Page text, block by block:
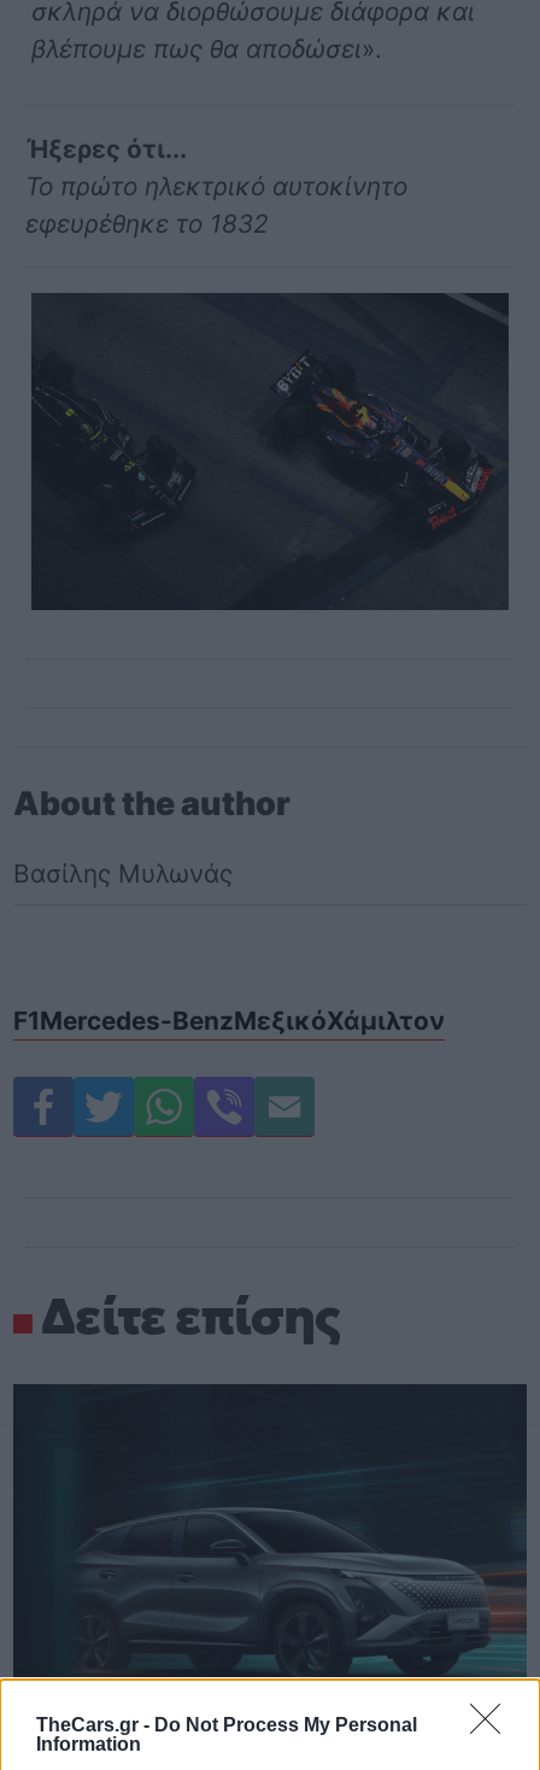
TheCars.gr - Do Not Process My Personal
Information
σκληρά να διορθώσουμε διάφορα και
βλέπουμε πως θα αποδώσει».
Ήξερες ότι...
Το πρώτο ηλεκτρικό αυτοκίνητο
εφευρέθηκε το 1832
About the author
Βασίλης Μυλωνάς
F1Mercedes-BenzΜεξικόΧάμιλτον
Δείτε επίσης